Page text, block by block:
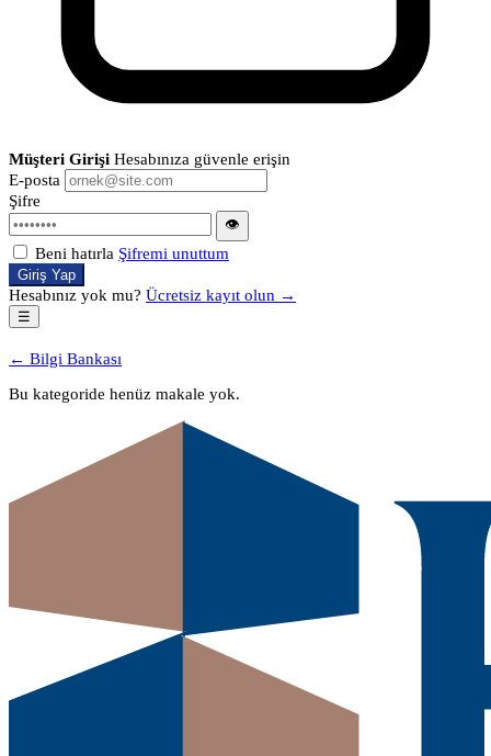
Müşteri Girişi Hesabınıza güvenle erişin
E-posta
Şifre
👁
Beni hatırla Şifremi unuttum
Giriş Yap
Hesabınız yok mu? Ücretsiz kayıt olun →
☰
← Bilgi Bankası
Bu kategoride henüz makale yok.